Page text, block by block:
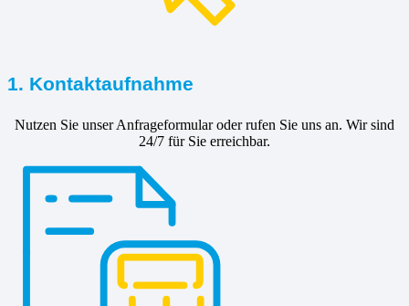
1. Kontaktaufnahme
Nutzen Sie unser Anfrageformular oder rufen Sie uns an. Wir sind
24/7 für Sie erreichbar.